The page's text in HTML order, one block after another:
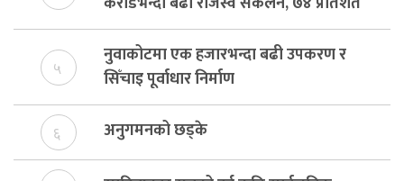
बेरुजु फर्छयौट
५
नुवाकोटमा एक हजारभन्दा बढी उपकरण र
सिँचाइ पूर्वाधार निर्माण
६ अनुगमनको छड्के